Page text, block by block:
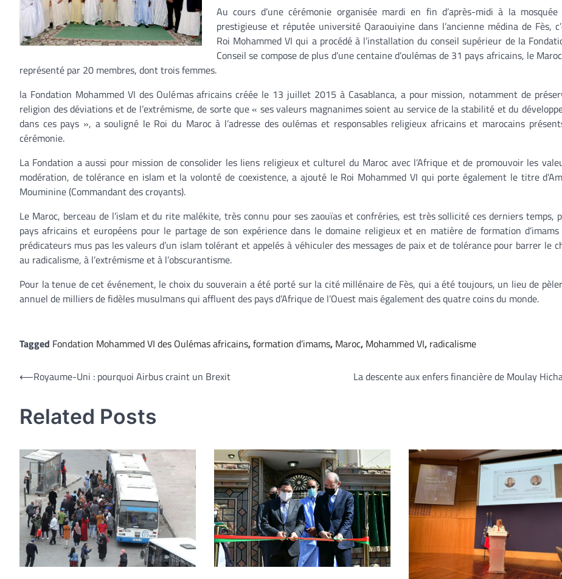
Au cours d’une cérémonie organisée mardi en fin d’après-midi à la
prestigieuse et réputée université Qaraouiyine dans l’ancienne médina de Fès,
Roi Mohammed VI qui a procédé à l’installation du conseil supérieur de la
Conseil se compose de plus d’une centaine d’oulémas de 31 pays africains, le
représenté par 20 membres, dont trois femmes.
la Fondation Mohammed VI des Oulémas africains créée le 13 juillet 2015 à Casablanca, a pour mission, notamment de
religion des déviations et de l’extrémisme, de sorte que « ses valeurs magnanimes soient au service de la stabilité et du
dans ces pays », a souligné le Roi du Maroc à l’adresse des oulémas et responsables religieux africains et marocains
cérémonie.
La Fondation a aussi pour mission de consolider les liens religieux et culturel du Maroc avec l’Afrique et de promouvoir les
modération, de tolérance en islam et la volonté de coexistence, a ajouté le Roi Mohammed VI qui porte également le titre
Mouminine (Commandant des croyants).
Le Maroc, berceau de l’islam et du rite malékite, très connu pour ses zaouïas et confréries, est très sollicité ces derniers temps,
pays africains et européens pour le partage de son expérience dans le domaine religieux et en matière de formation
prédicateurs mus pas les valeurs d’un islam tolérant et appelés à véhiculer des messages de paix et de tolérance pour barrer le
au radicalisme, à l’extrémisme et à l’obscurantisme.
Pour la tenue de cet événement, le choix du souverain a été porté sur la cité millénaire de Fès, qui a été toujours, un lieu de
annuel de milliers de fidèles musulmans qui affluent des pays d’Afrique de l’Ouest mais également des quatre coins du monde.
Tagged Fondation Mohammed VI des Oulémas africains,formation d’imams, Maroc, Mohammed VI, radicalisme
Navigation
l’article
⟵Royaume-Uni : pourquoi Airbus craint un Brexit La descente aux enfers financière de Moulay
Related Posts